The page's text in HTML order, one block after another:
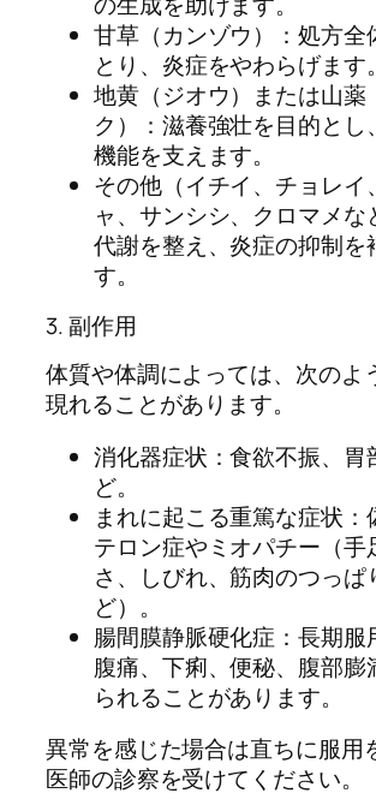
甘草（カンゾウ）：処方全
とり、炎症をやわらげます。
地黄（ジオウ）または山薬
ク）：滋養強壮を目的とし
機能を支えます。
その他（イチイ、チョレイ
ャ、サンシシ、クロマメな
代謝を整え、炎症の抑制を
す。
3. 副作用
体質や体調によっては、次のよ
現れることがあります。
消化器症状：食欲不振、胃
ど。
まれに起こる重篤な症状：
テロン症やミオパチー（手
さ、しびれ、筋肉のつっぱ
ど）。
腸間膜静脈硬化症：長期服
腹痛、下痢、便秘、腹部膨
られることがあります。
異常を感じた場合は直ちに服用
医師の診察を受けてください。